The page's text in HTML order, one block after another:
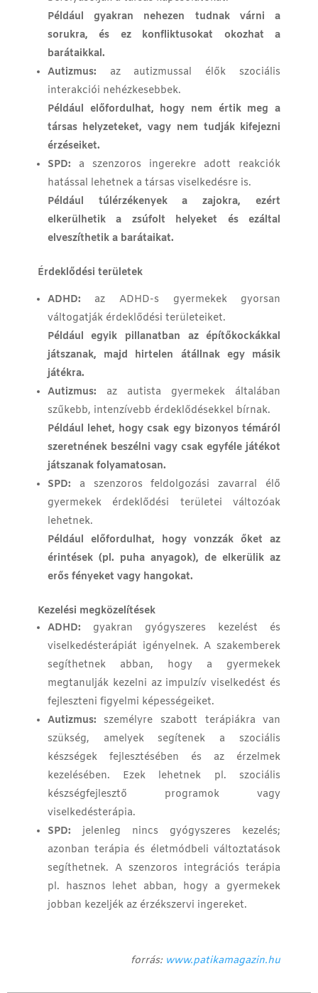
Például gyakran nehezen tudnak várni a
sorukra, és ez konfliktusokat okozhat a
barátaikkal.
Autizmus: az autizmussal élők szociális
interakciói nehézkesebbek.
Például előfordulhat, hogy nem értik meg a
társas helyzeteket, vagy nem tudják kifejezni
érzéseiket.
SPD: a szenzoros ingerekre adott reakciók
hatással lehetnek a társas viselkedésre is.
Például túlérzékenyek a zajokra, ezért
elkerülhetik a zsúfolt helyeket és ezáltal
elveszíthetik a barátaikat.
Érdeklődési területek
ADHD: az ADHD-s gyermekek gyorsan
váltogatják érdeklődési területeiket.
Például egyik pillanatban az építőkockákkal
játszanak, majd hirtelen átállnak egy másik
játékra.
Autizmus: az autista gyermekek általában
szűkebb, intenzívebb érdeklődésekkel bírnak.
Például lehet, hogy csak egy bizonyos témáról
szeretnének beszélni vagy csak egyféle játékot
játszanak folyamatosan.
SPD: a szenzoros feldolgozási zavarral élő
gyermekek érdeklődési területei változóak
lehetnek.
Például előfordulhat, hogy vonzzák őket az
érintések (pl. puha anyagok), de elkerülik az
erős fényeket vagy hangokat.
Kezelési megközelítések
ADHD: gyakran gyógyszeres kezelést és
viselkedésterápiát igényelnek. A szakemberek
segíthetnek abban, hogy a gyermekek
megtanulják kezelni az impulzív viselkedést és
fejleszteni figyelmi képességeiket.
Autizmus: személyre szabott terápiákra van
szükség, amelyek segítenek a szociális
készségek fejlesztésében és az érzelmek
kezelésében. Ezek lehetnek pl. szociális
készségfejlesztő programok vagy
viselkedésterápia.
SPD: jelenleg nincs gyógyszeres kezelés;
azonban terápia és életmódbeli változtatások
segíthetnek. A szenzoros integrációs terápia
pl. hasznos lehet abban, hogy a gyermekek
jobban kezeljék az érzékszervi ingereket.
forrás: www.patikamagazin.hu